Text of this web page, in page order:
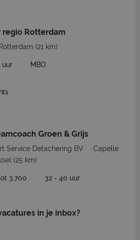
regio Rotterdam
Rotterdam (21 km)
uur MBO
Groen & Grijs
Service Detachering BV
Capelle
(25 km)
3.700 32 - 40 uur
in je inbox?